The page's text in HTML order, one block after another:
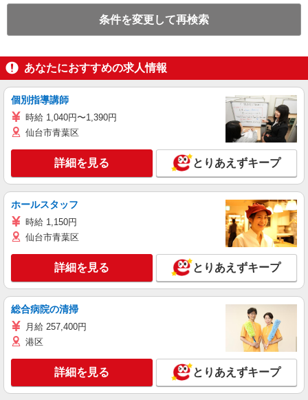
条件を変更して再検索
あなたにおすすめの求人情報
個別指導講師
時給 1,040円〜1,390円
仙台市青葉区
詳細を見る とりあえずキープ
ホールスタッフ
時給 1,150円
仙台市青葉区
詳細を見る とりあえずキープ
総合病院の清掃
月給 257,400円
港区
詳細を見る とりあえずキープ